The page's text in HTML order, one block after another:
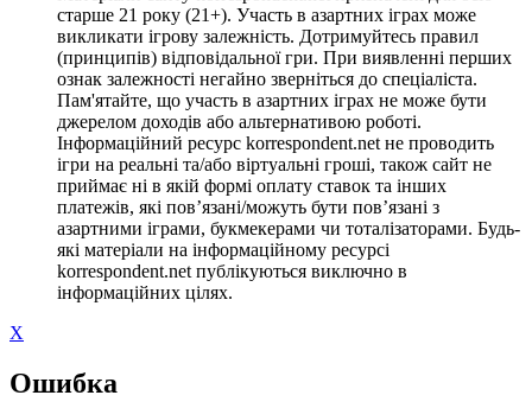
старше 21 року (21+). Участь в азартних іграх може
викликати ігрову залежність. Дотримуйтесь правил
(принципів) відповідальної гри. При виявленні перших
ознак залежності негайно зверніться до спеціаліста.
Пам'ятайте, що участь в азартних іграх не може бути
джерелом доходів або альтернативою роботі.
Інформаційний ресурс korrespondent.net не проводить
ігри на реальні та/або віртуальні гроші, також сайт не
приймає ні в якій формі оплату ставок та інших
платежів, які пов’язані/можуть бути пов’язані з
азартними іграми, букмекерами чи тоталізаторами. Будь-
які матеріали на інформаційному ресурсі
korrespondent.net публікуються виключно в
інформаційних цілях.
X
Ошибка